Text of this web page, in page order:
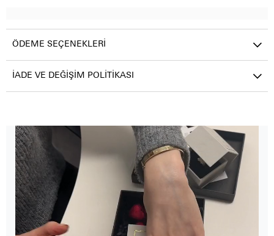
ÖDEME SEÇENEKLERI
İADE VE DEĞIŞIM POLITIKASI